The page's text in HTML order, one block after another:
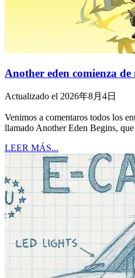
Another eden comienza de
Actualizado el 2026年8月4日
Venimos a comentaros todos los
llamado Another Eden Begins,
LEER MÁS...